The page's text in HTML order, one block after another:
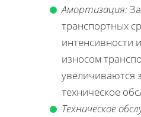
Амортизация:
транспортных
интенсивности
износом
увеличиваются
техническое
Техническое